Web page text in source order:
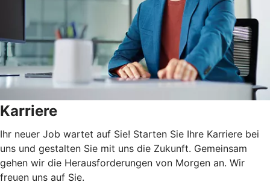
Karriere
Ihr neuer Job wartet auf Sie! Starten Sie Ihre Karriere bei
uns und gestalten Sie mit uns die Zukunft. Gemeinsam
gehen wir die Herausforderungen von Morgen an. Wir
freuen uns auf Sie.